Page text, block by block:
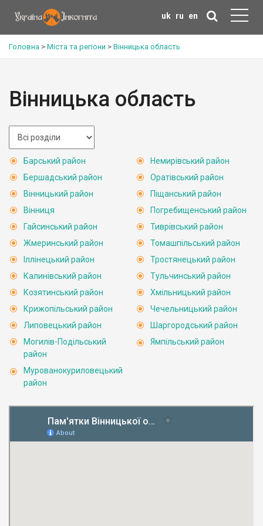
uk ru en
Головна > Міста та регіони > Вінницька область
Вінницька область
Барський район
Бершадський район
Вінницький район
Вінниця
Гайсинський район
Жмеринський район
Іллінецький район
Калинівський район
Козятинський район
Крижопільський район
Липовецький район
Могилів-Подільський
район
Мурованокуриловецький
район
Немирівський район
Оратівський район
Піщанський район
Погребищенський район
Тиврівський район
Томашпільський район
Тростянецький район
Тульчинський район
Хмільницький район
Чечельницький район
Шаргородський район
Ямпільський район